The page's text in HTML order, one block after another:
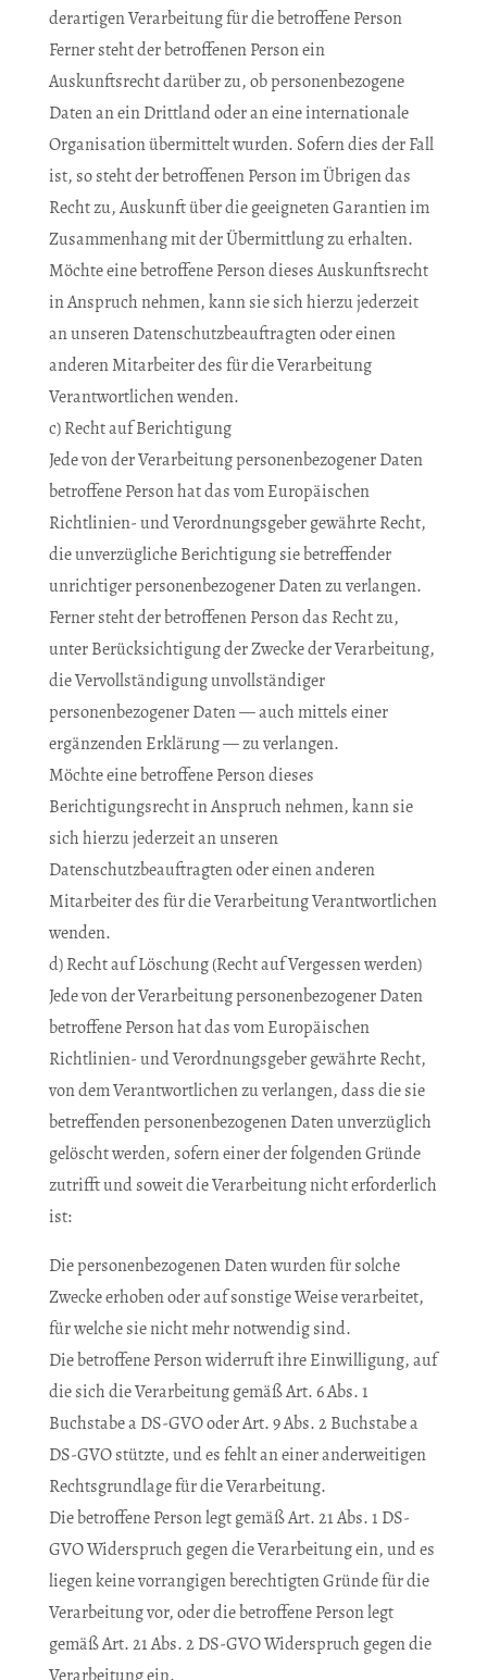
derartigen Verarbeitung für die betroffene Person
Ferner steht der betroffenen Person ein
Auskunftsrecht darüber zu, ob personenbezogene
Daten an ein Drittland oder an eine internationale
Organisation übermittelt wurden. Sofern dies der Fall
ist, so steht der betroffenen Person im Übrigen das
Recht zu, Auskunft über die geeigneten Garantien im
Zusammenhang mit der Übermittlung zu erhalten.
Möchte eine betroffene Person dieses Auskunftsrecht
in Anspruch nehmen, kann sie sich hierzu jederzeit
an unseren Datenschutzbeauftragten oder einen
anderen Mitarbeiter des für die Verarbeitung
Verantwortlichen wenden.
c) Recht auf Berichtigung
Jede von der Verarbeitung personenbezogener Daten
betroffene Person hat das vom Europäischen
Richtlinien- und Verordnungsgeber gewährte Recht,
die unverzügliche Berichtigung sie betreffender
unrichtiger personenbezogener Daten zu verlangen.
Ferner steht der betroffenen Person das Recht zu,
unter Berücksichtigung der Zwecke der Verarbeitung,
die Vervollständigung unvollständiger
personenbezogener Daten — auch mittels einer
ergänzenden Erklärung — zu verlangen.
Möchte eine betroffene Person dieses
Berichtigungsrecht in Anspruch nehmen, kann sie
sich hierzu jederzeit an unseren
Datenschutzbeauftragten oder einen anderen
Mitarbeiter des für die Verarbeitung Verantwortlichen
wenden.
d) Recht auf Löschung (Recht auf Vergessen werden)
Jede von der Verarbeitung personenbezogener Daten
betroffene Person hat das vom Europäischen
Richtlinien- und Verordnungsgeber gewährte Recht,
von dem Verantwortlichen zu verlangen, dass die sie
betreffenden personenbezogenen Daten unverzüglich
gelöscht werden, sofern einer der folgenden Gründe
zutrifft und soweit die Verarbeitung nicht erforderlich
ist:
Die personenbezogenen Daten wurden für solche
Zwecke erhoben oder auf sonstige Weise verarbeitet,
für welche sie nicht mehr notwendig sind.
Die betroffene Person widerruft ihre Einwilligung, auf
die sich die Verarbeitung gemäß Art. 6 Abs. 1
Buchstabe a DS-GVO oder Art. 9 Abs. 2 Buchstabe a
DS-GVO stützte, und es fehlt an einer anderweitigen
Rechtsgrundlage für die Verarbeitung.
Die betroffene Person legt gemäß Art. 21 Abs. 1 DS-
GVO Widerspruch gegen die Verarbeitung ein, und es
liegen keine vorrangigen berechtigten Gründe für die
Verarbeitung vor, oder die betroffene Person legt
gemäß Art. 21 Abs. 2 DS-GVO Widerspruch gegen die